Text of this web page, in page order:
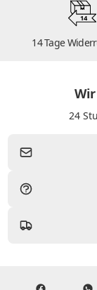
14
14 Tage
24